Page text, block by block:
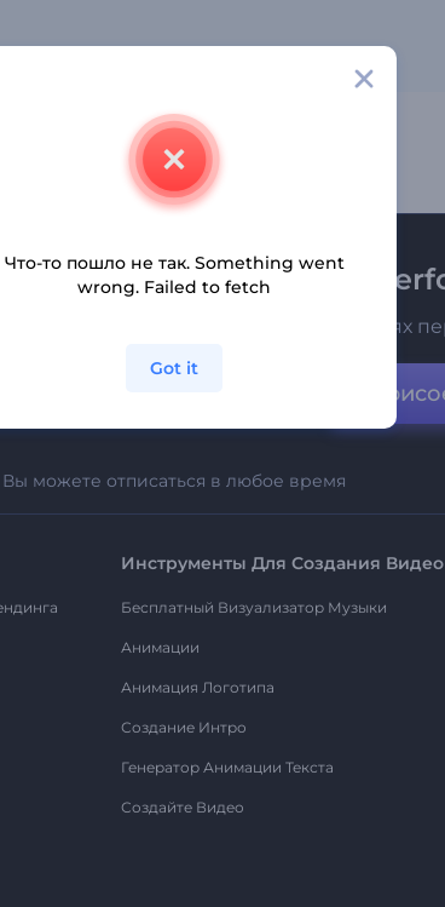
к рассылке
новостях и новых предложениях
Вы можете отписаться в любое время
Инструменты Для Создания Видео
Бесплатный Визуализатор Музыки
Анимации
Анимация Логотипа
Создание Интро
Генератор Анимации Текста
Создайте Видео
Что-то пошло не так. Something went
wrong. Failed to fetch
Got it